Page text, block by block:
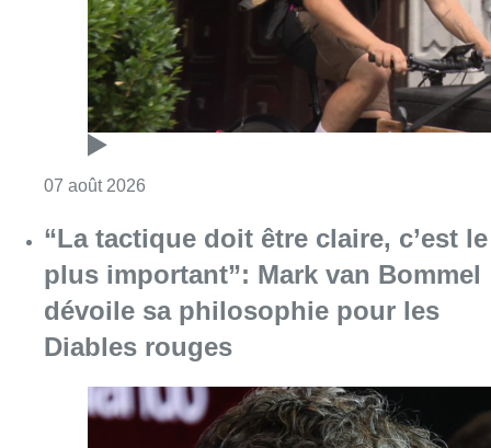
dévoile sa philosophie pour les
Diables rouges